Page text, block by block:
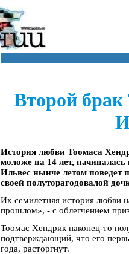
Второй
История любви Тоомаса
моложе на 14 лет,
Ильвес нынче летом поведет
своей полуторагодовалой
Их семилетняя история любви
прошлом», - с облегчением
Тоомас Хендрик наконец-то
подтверждающий, что его
года, расторгнут.